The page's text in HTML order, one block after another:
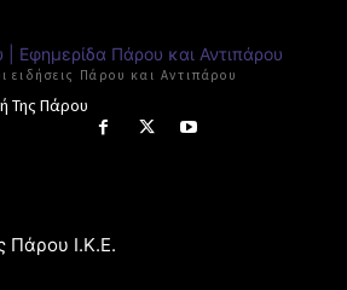
ειδήσεις Πάρου και Αντιπάρου
Της Πάρου
Πάρου Ι.Κ.Ε.